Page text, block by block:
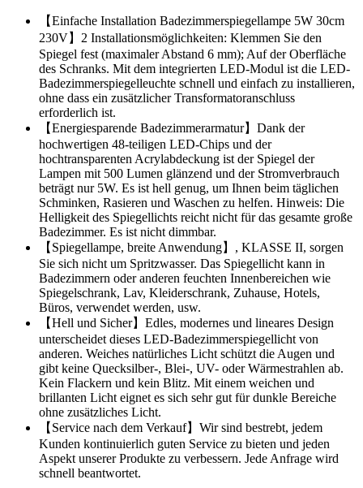
【Einfache Installation Badezimmerspiegellampe 5W 30cm
230V】2 Installationsmöglichkeiten: Klemmen Sie den
Spiegel fest (maximaler Abstand 6 mm); Auf der Oberfläche
des Schranks. Mit dem integrierten LED-Modul ist die LED-
Badezimmerspiegelleuchte schnell und einfach zu installieren,
ohne dass ein zusätzlicher Transformatoranschluss
erforderlich ist.
【Energiesparende Badezimmerarmatur】Dank der
hochwertigen 48-teiligen LED-Chips und der
hochtransparenten Acrylabdeckung ist der Spiegel der
Lampen mit 500 Lumen glänzend und der Stromverbrauch
beträgt nur 5W. Es ist hell genug, um Ihnen beim täglichen
Schminken, Rasieren und Waschen zu helfen. Hinweis: Die
Helligkeit des Spiegellichts reicht nicht für das gesamte große
Badezimmer. Es ist nicht dimmbar.
【Spiegellampe, breite Anwendung】, KLASSE II, sorgen
Sie sich nicht um Spritzwasser. Das Spiegellicht kann in
Badezimmern oder anderen feuchten Innenbereichen wie
Spiegelschrank, Lav, Kleiderschrank, Zuhause, Hotels,
Büros, verwendet werden, usw.
【Hell und Sicher】Edles, modernes und lineares Design
unterscheidet dieses LED-Badezimmerspiegellicht von
anderen. Weiches natürliches Licht schützt die Augen und
gibt keine Quecksilber-, Blei-, UV- oder Wärmestrahlen ab.
Kein Flackern und kein Blitz. Mit einem weichen und
brillanten Licht eignet es sich sehr gut für dunkle Bereiche
ohne zusätzliches Licht.
【Service nach dem Verkauf】Wir sind bestrebt, jedem
Kunden kontinuierlich guten Service zu bieten und jeden
Aspekt unserer Produkte zu verbessern. Jede Anfrage wird
schnell beantwortet.